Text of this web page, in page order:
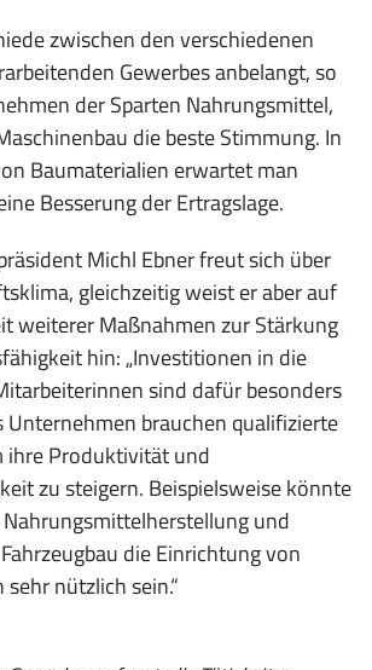
zwischen den verschiedenen
Gewerbes anbelangt, so
der Sparten Nahrungsmittel,
die beste Stimmung. In
Baumaterialien erwartet man
Besserung der Ertragslage.
Michl Ebner freut sich über
gleichzeitig weist er aber auf
weiterer Maßnahmen zur Stärkung
hin: „Investitionen in die
sind dafür besonders
brauchen qualifizierte
ihre Produktivität und
zu steigern. Beispielsweise könnte
und
die Einrichtung von
nützlich sein.“